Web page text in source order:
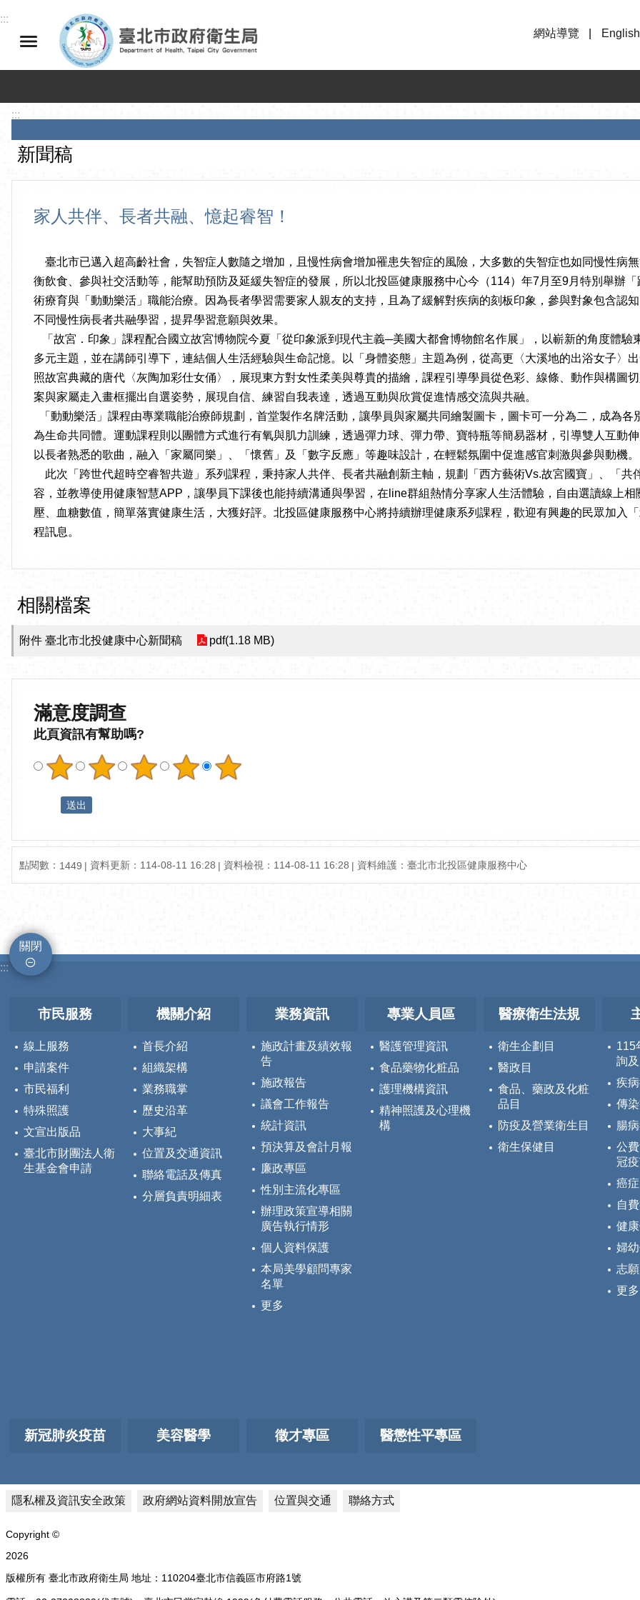
跳到主要內容區塊
:::
網站導覽
English
:::
新聞稿
家人共伴、長者共融、憶起睿智！
臺北市已邁入超高齡社會，失智症人數隨之增加，且慢性病會增加罹患失智症的風險，大多數的失智症也如同慢性病
衡飲食、參與社交活動等，能幫助預防及延緩失智症的發展，所以北投區健康服務中心今（114）年7月至9月特別舉辦
術療育與「動動樂活」職能治療。因為長者學習需要家人親友的支持，且為了緩解對疾病的刻板印象，參與對象包含認
不同慢性病長者共融學習，提昇學習意願與效果。
「故宮．印象」課程配合國立故宮博物院今夏「從印象派到現代主義─美國大都會博物館名作展」，以嶄新的角度體
多元主題，並在講師引導下，連結個人生活經驗與生命記憶。以「身體姿態」主題為例，從高更〈大溪地的出浴女子〉
照故宮典藏的唐代〈灰陶加彩仕女俑〉，展現東方對女性柔美與尊貴的描繪，課程引導學員從色彩、線條、動作與構圖
案與家屬走入畫框擺出自選姿勢，展現自信、練習自我表達，透過互動與欣賞促進情感交流與共融。
「動動樂活」課程由專業職能治療師規劃，首堂製作名牌活動，讓學員與家屬共同繪製圖卡，圖卡可一分為二，成為
為生命共同體。運動課程則以團體方式進行有氧與肌力訓練，透過彈力球、彈力帶、寶特瓶等簡易器材，引導雙人互動
以長者熟悉的歌曲，融入「家屬同樂」、「懷舊」及「數字反應」等趣味設計，在輕鬆氛圍中促進感官刺激與參與動機。
此次「跨世代超時空睿智共遊」系列課程，秉持家人共伴、長者共融創新主軸，規劃「西方藝術Vs.故宮國寶」、「
容，並教導使用健康智慧APP，讓學員下課後也能持續溝通與學習，在line群組熱情分享家人生活體驗，自由選讀線上
壓、血糖數值，簡單落實健康生活，大獲好評。北投區健康服務中心將持續辦理健康系列課程，歡迎有興趣的民眾加入
程訊息。
相關檔案
附件 臺北市北投健康中心新聞稿 pdf(1.18 MB)
滿意度調查
此頁資訊有幫助嗎?
點閱數： 1449 資料更新：114-08-11 16:28 資料檢視：114-08-11 16:28 資料維護：臺北市北投區健康服務中心
關閉
:::
市民服務
線上服務
申請案件
市民福利
特殊照護
文宣出版品
臺北市財團法人衛
生基金會申請
機關介紹
首長介紹
組織架構
業務職掌
歷史沿革
大事紀
位置及交通資訊
聯絡電話及傳真
分層負責明細表
業務資訊
施政計畫及績效報
告
施政報告
議會工作報告
統計資訊
預決算及會計月報
廉政專區
性別主流化專區
辦理政策宣導相關
廣告執行情形
個人資料保護
本局美學顧問專家
名單
更多
專業人員區
醫護管理資訊
食品藥物化粧品
護理機構資訊
精神照護及心理機
構
醫療衛生法規
衛生企劃目
醫政目
食品、藥政及化粧
品目
防疫及營業衛生目
衛生保健目
115
詢
疾
傳
腸
公
冠
癌
自
健
婦
志
更多
新冠肺炎疫苗 美容醫學 徵才專區 醫懲性平專區
隱私權及資訊安全政策 政府網站資料開放宣告 位置與交通 聯絡方式
Copyright ©
2026
版權所有 臺北市政府衛生局 地址：110204臺北市信義區市府路1號